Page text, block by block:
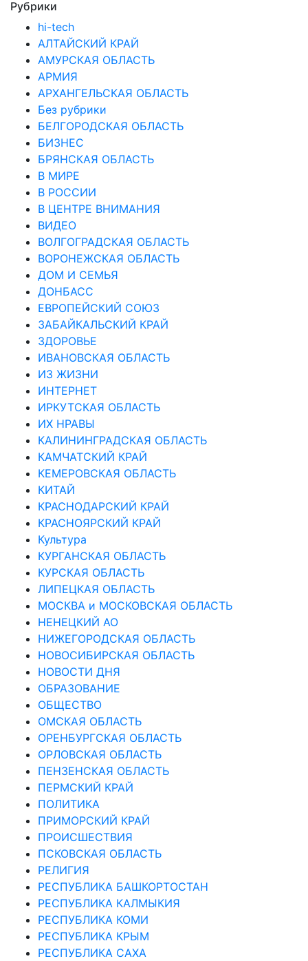
Рубрики
hi-tech
АЛТАЙСКИЙ КРАЙ
АМУРСКАЯ ОБЛАСТЬ
АРМИЯ
АРХАНГЕЛЬСКАЯ ОБЛАСТЬ
Без рубрики
БЕЛГОРОДСКАЯ ОБЛАСТЬ
БИЗНЕС
БРЯНСКАЯ ОБЛАСТЬ
В МИРЕ
В РОССИИ
В ЦЕНТРЕ ВНИМАНИЯ
ВИДЕО
ВОЛГОГРАДСКАЯ ОБЛАСТЬ
ВОРОНЕЖСКАЯ ОБЛАСТЬ
ДОМ И СЕМЬЯ
ДОНБАСС
ЕВРОПЕЙСКИЙ СОЮЗ
ЗАБАЙКАЛЬСКИЙ КРАЙ
ЗДОРОВЬЕ
ИВАНОВСКАЯ ОБЛАСТЬ
ИЗ ЖИЗНИ
ИНТЕРНЕТ
ИРКУТСКАЯ ОБЛАСТЬ
ИХ НРАВЫ
КАЛИНИНГРАДCКАЯ ОБЛАСТЬ
КАМЧАТСКИЙ КРАЙ
КЕМЕРОВСКАЯ ОБЛАСТЬ
КИТАЙ
КРАСНОДАРСКИЙ КРАЙ
КРАСНОЯРСКИЙ КРАЙ
Культура
КУРГАНСКАЯ ОБЛАСТЬ
КУРСКАЯ ОБЛАСТЬ
ЛИПЕЦКАЯ ОБЛАСТЬ
МОСКВА и МОСКОВСКАЯ ОБЛАСТЬ
НЕНЕЦКИЙ АО
НИЖЕГОРОДСКАЯ ОБЛАСТЬ
НОВОСИБИРСКАЯ ОБЛАСТЬ
НОВОСТИ ДНЯ
ОБРАЗОВАНИЕ
ОБЩЕСТВО
ОМСКАЯ ОБЛАСТЬ
ОРЕНБУРГСКАЯ ОБЛАСТЬ
ОРЛОВСКАЯ ОБЛАСТЬ
ПЕНЗЕНСКАЯ ОБЛАСТЬ
ПЕРМСКИЙ КРАЙ
ПОЛИТИКА
ПРИМОРСКИЙ КРАЙ
ПРОИСШЕСТВИЯ
ПСКОВСКАЯ ОБЛАСТЬ
РЕЛИГИЯ
РЕСПУБЛИКА БАШКОРТОСТАН
РЕСПУБЛИКА КАЛМЫКИЯ
РЕСПУБЛИКА КОМИ
РЕСПУБЛИКА КРЫМ
РЕСПУБЛИКА САХА